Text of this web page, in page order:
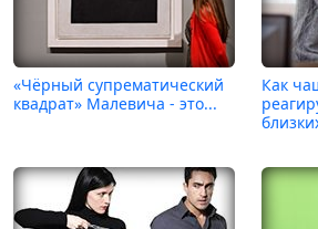
«Чёрный супрематический
квадрат» Малевича - это...
Как